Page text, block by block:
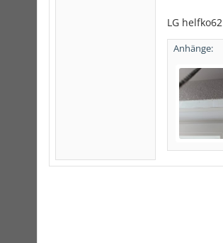
LG helfko62
Anhänge: